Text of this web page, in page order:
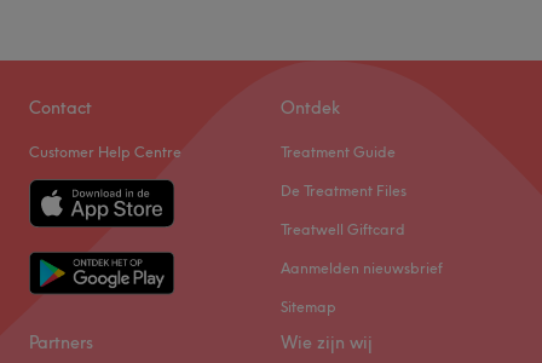
Contact
Customer Help Centre
Ontdek
Treatment Guide
De Treatment Files
Treatwell Giftcard
Aanmelden nieuwsbrief
Sitemap
Partners Wie zijn wij